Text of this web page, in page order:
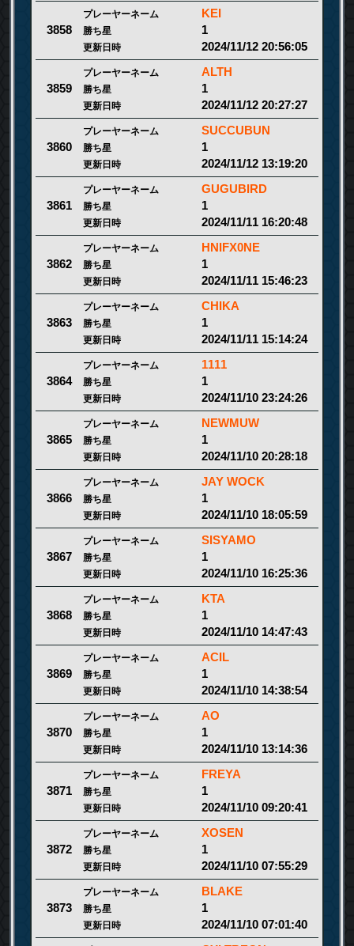
3858
プレーヤーネーム KEI
勝ち星 1
更新日時 2024/11/12 20:56:05
3859
プレーヤーネーム ALTH
勝ち星 1
更新日時 2024/11/12 20:27:27
3860
プレーヤーネーム SUCCUBUN
勝ち星 1
更新日時 2024/11/12 13:19:20
3861
プレーヤーネーム GUGUBIRD
勝ち星 1
更新日時 2024/11/11 16:20:48
3862
プレーヤーネーム HNIFX0NE
勝ち星 1
更新日時 2024/11/11 15:46:23
3863
プレーヤーネーム CHIKA
勝ち星 1
更新日時 2024/11/11 15:14:24
3864
プレーヤーネーム 1111
勝ち星 1
更新日時 2024/11/10 23:24:26
3865
プレーヤーネーム NEWMUW
勝ち星 1
更新日時 2024/11/10 20:28:18
3866
プレーヤーネーム JAY WOCK
勝ち星 1
更新日時 2024/11/10 18:05:59
3867
プレーヤーネーム SISYAMO
勝ち星 1
更新日時 2024/11/10 16:25:36
3868
プレーヤーネーム KTA
勝ち星 1
更新日時 2024/11/10 14:47:43
3869
プレーヤーネーム ACIL
勝ち星 1
更新日時 2024/11/10 14:38:54
3870
プレーヤーネーム AO
勝ち星 1
更新日時 2024/11/10 13:14:36
3871
プレーヤーネーム FREYA
勝ち星 1
更新日時 2024/11/10 09:20:41
3872
プレーヤーネーム XOSEN
勝ち星 1
更新日時 2024/11/10 07:55:29
3873
プレーヤーネーム BLAKE
勝ち星 1
更新日時 2024/11/10 07:01:40